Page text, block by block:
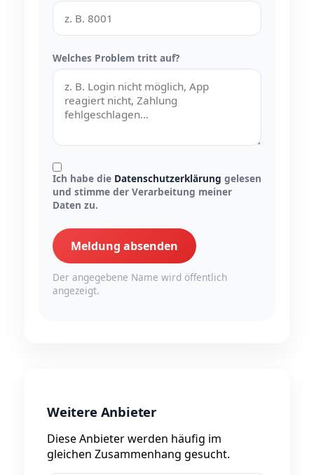
Welches Problem tritt auf?
Ich habe die Datenschutzerklärung gelesen
und stimme der Verarbeitung meiner
Daten zu.
Meldung absenden
Der angegebene Name wird öffentlich
angezeigt.
Weitere Anbieter
Diese Anbieter werden häufig im
gleichen Zusammenhang gesucht.